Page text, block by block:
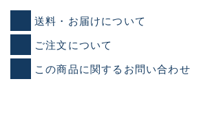
送料・お届けについて
ご注文について
この商品に関するお問い合わせ